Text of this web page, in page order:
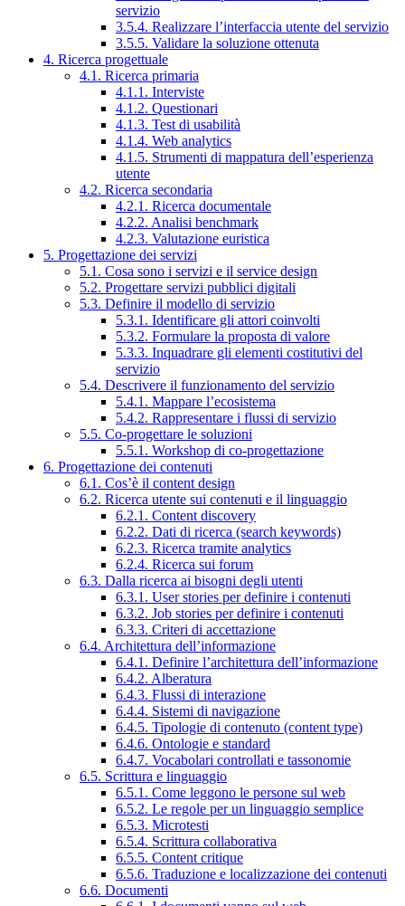
servizio
3.5.4. Realizzare l’interfaccia utente del servizio
3.5.5. Validare la soluzione ottenuta
4. Ricerca progettuale
4.1. Ricerca primaria
4.1.1. Interviste
4.1.2. Questionari
4.1.3. Test di usabilità
4.1.4. Web analytics
4.1.5. Strumenti di mappatura dell’esperienza
utente
4.2. Ricerca secondaria
4.2.1. Ricerca documentale
4.2.2. Analisi benchmark
4.2.3. Valutazione euristica
5. Progettazione dei servizi
5.1. Cosa sono i servizi e il service design
5.2. Progettare servizi pubblici digitali
5.3. Definire il modello di servizio
5.3.1. Identificare gli attori coinvolti
5.3.2. Formulare la proposta di valore
5.3.3. Inquadrare gli elementi costitutivi del
servizio
5.4. Descrivere il funzionamento del servizio
5.4.1. Mappare l’ecosistema
5.4.2. Rappresentare i flussi di servizio
5.5. Co-progettare le soluzioni
5.5.1. Workshop di co-progettazione
6. Progettazione dei contenuti
6.1. Cos’è il content design
6.2. Ricerca utente sui contenuti e il linguaggio
6.2.1. Content discovery
6.2.2. Dati di ricerca (search keywords)
6.2.3. Ricerca tramite analytics
6.2.4. Ricerca sui forum
6.3. Dalla ricerca ai bisogni degli utenti
6.3.1. User stories per definire i contenuti
6.3.2. Job stories per definire i contenuti
6.3.3. Criteri di accettazione
6.4. Architettura dell’informazione
6.4.1. Definire l’architettura dell’informazione
6.4.2. Alberatura
6.4.3. Flussi di interazione
6.4.4. Sistemi di navigazione
6.4.5. Tipologie di contenuto (content type)
6.4.6. Ontologie e standard
6.4.7. Vocabolari controllati e tassonomie
6.5. Scrittura e linguaggio
6.5.1. Come leggono le persone sul web
6.5.2. Le regole per un linguaggio semplice
6.5.3. Microtesti
6.5.4. Scrittura collaborativa
6.5.5. Content critique
6.5.6. Traduzione e localizzazione dei contenuti
6.6. Documenti